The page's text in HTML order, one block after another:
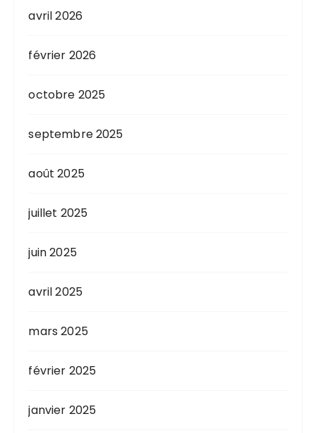
avril 2026
février 2026
octobre 2025
septembre 2025
août 2025
juillet 2025
juin 2025
avril 2025
mars 2025
février 2025
janvier 2025